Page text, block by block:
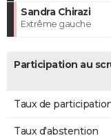
Sandra Chirazi
Extrême gauche
Participation au
Taux de
Taux d'abstention